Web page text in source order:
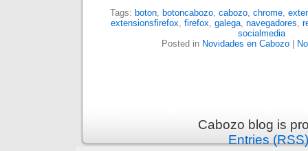
Tags: boton, botoncabozo, cabozo, chrome,
extensionsfirefox, firefox, galega, navegadores,
socialmedia
Posted in Novidades en Cabozo|
Cabozo blog is
Entries (RSS)